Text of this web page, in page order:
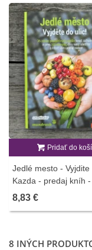
Pridať do
Jedlé mesto -
Kazda - predaj kníh
8,83 €
8 INÝCH